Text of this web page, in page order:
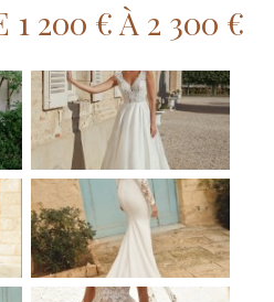
1 200 € À 2 300 €